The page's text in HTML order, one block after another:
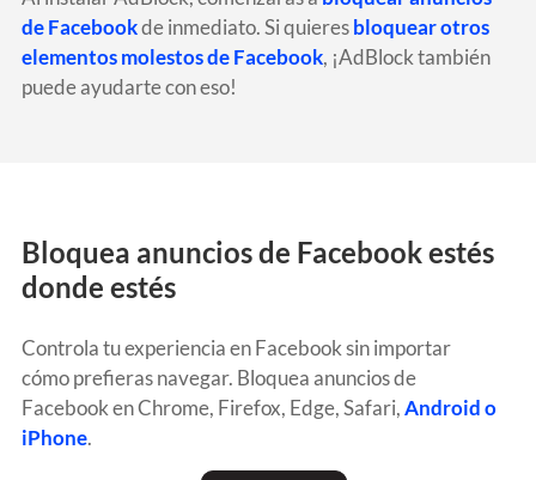
de Facebookde inmediato.Si quieresbloquear otros
elementos molestos de Facebook, ¡AdBlock también
puede ayudarte con eso!
Bloquea anuncios de Facebook estés
donde estés
Controla tu experiencia en Facebook sin importar
cómo prefieras navegar. Bloquea anuncios de
Facebook en Chrome, Firefox, Edge, Safari,Android o
iPhone.